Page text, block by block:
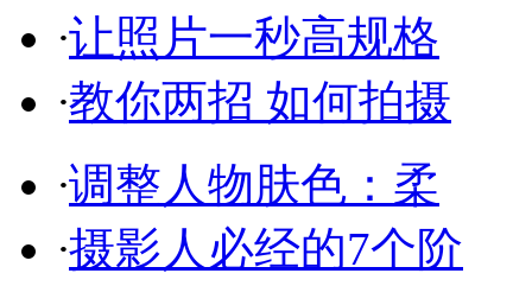
·让照片一秒高规格
·教你两招 如何拍摄
·调整人物肤色：柔
·摄影人必经的7个阶